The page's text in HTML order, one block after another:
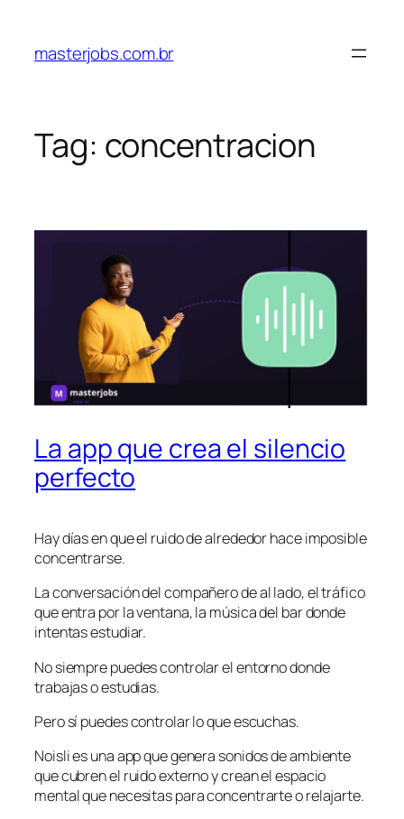
masterjobs.com.br
Tag: concentracion
La app que crea el silencio
perfecto
Hay días en que el ruido de alrededor hace imposible
concentrarse.
La conversación del compañero de al lado, el tráfico
que entra por la ventana, la música del bar donde
intentas estudiar.
No siempre puedes controlar el entorno donde
trabajas o estudias.
Pero sí puedes controlar lo que escuchas.
Noisli es una app que genera sonidos de ambiente
que cubren el ruido externo y crean el espacio
mental que necesitas para concentrarte o relajarte.